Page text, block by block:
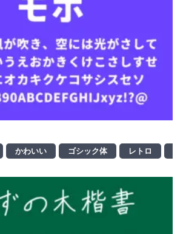
かわいい ゴシック体 レトロ